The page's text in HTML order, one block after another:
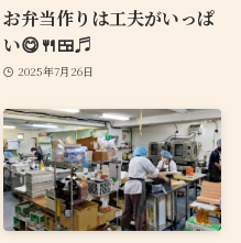
お弁当作りは工夫がいっぱ
い😋🍴🍱♬
2025年7月26日